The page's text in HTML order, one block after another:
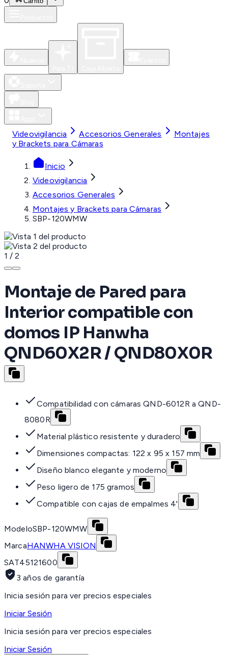
Videovigilancia Accesorios Generales
Montajes
y Brackets para Cámaras
Inicio
Videovigilancia
Accesorios Generales
Montajes y Brackets para Cámaras
SBP-120WMW
1 / 2
Montaje de Pared para
Interior compatible con
domos IP Hanwha
QND60X2R / QND80X0R
Compatibilidad con cámaras QND-6012R a QND-
8080R
Material plástico resistente y duradero
Dimensiones compactas: 122 x 95 x 157 mm
Diseño blanco elegante y moderno
Peso ligero de 175 gramos
Compatible con cajas de empalmes 4'
ModeloSBP-120WMW
MarcaHANWHA VISION
SAT45121600
3 años de garantía
Inicia sesión para ver precios especiales
Iniciar Sesión
Inicia sesión para ver precios especiales
Iniciar Sesión